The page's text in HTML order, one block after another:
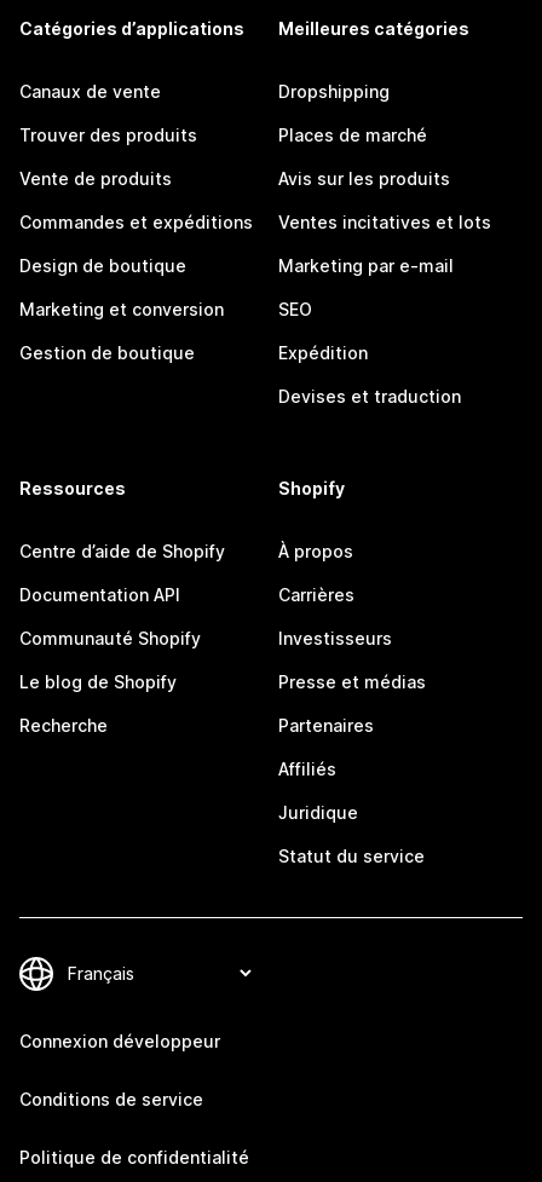
Catégories d’applications
Canaux de vente
Trouver des produits
Vente de produits
Commandes et expéditions
Design de boutique
Marketing et conversion
Gestion de boutique
Meilleures catégories
Dropshipping
Places de marché
Avis sur les produits
Ventes incitatives et lots
Marketing par e-mail
SEO
Expédition
Devises et traduction
Ressources
Centre d’aide de Shopify
Documentation API
Communauté Shopify
Le blog de Shopify
Recherche
Shopify
À propos
Carrières
Investisseurs
Presse et médias
Partenaires
Affiliés
Juridique
Statut du service
Connexion développeur
Conditions de service
Politique de confidentialité